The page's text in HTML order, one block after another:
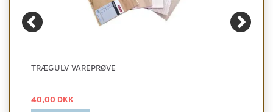
TRÆGULV VAREPRØVE
40,00 DKK